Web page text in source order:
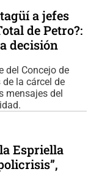
a jefes
de Petro?:
decisión
del Concejo de
la cárcel de
mensajes del
Espriella